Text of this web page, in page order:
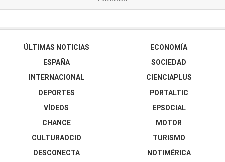
ÚLTIMAS NOTICIAS
ESPAÑA
INTERNACIONAL
DEPORTES
VÍDEOS
ECONOMÍA
SOCIEDAD
CIENCIAPLUS
PORTALTIC
EPSOCIAL
CHANCE
CULTURAOCIO
DESCONECTA
MOTOR
TURISMO
NOTIMÉRICA